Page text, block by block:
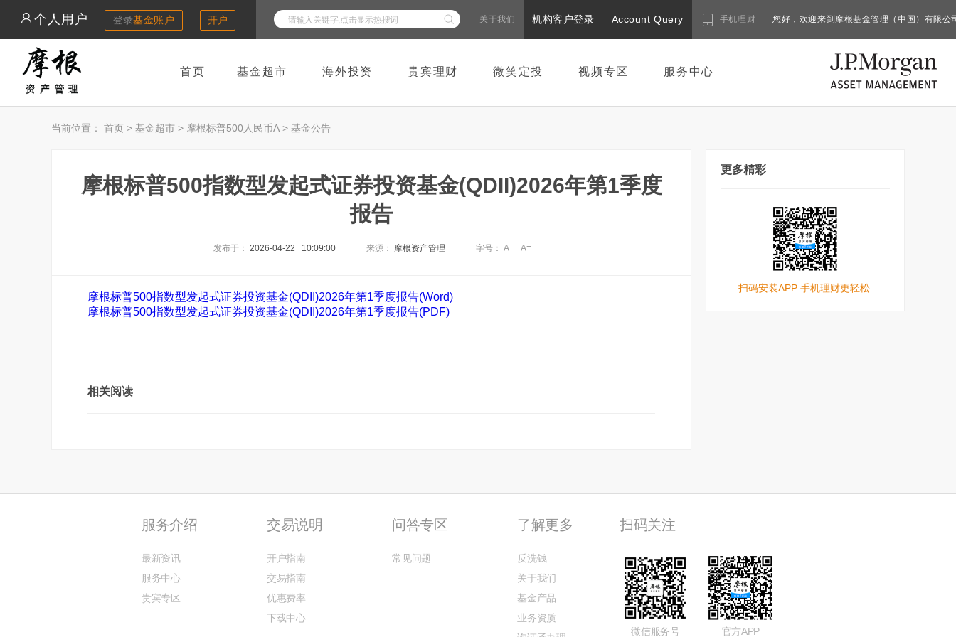
个人用户 登录基金账户 开户 关于我们 机构客户登录 Account Query 手机理财 您好，欢迎来到摩根基金管理（中国）有限公
首页 基金超市 海外投资 贵宾理财 微笑定投 视频专区 服务中心
当前位置： 首页 > 基金超市 > 摩根标普500人民币A > 基金公告
摩根标普500指数型发起式证券投资基金(QDII)2026年第1季度
报告
发布于： 2026-04-22 10:09:00 来源： 摩根资产管理 字号： A- A+
摩根标普500指数型发起式证券投资基金(QDII)2026年第1季度报告(Word)
摩根标普500指数型发起式证券投资基金(QDII)2026年第1季度报告(PDF)
相关阅读
更多精彩
扫码安装APP 手机理财更轻松
服务介绍
最新资讯
服务中心
贵宾专区
交易说明
开户指南
交易指南
优惠费率
下载中心
问答专区
常见问题
了解更多
反洗钱
关于我们
基金产品
业务资质
扫码关注
微信服务号 官方APP